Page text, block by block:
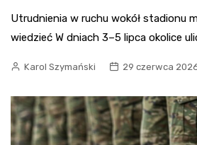
Utrudnienia w ruchu wokół stadionu
wiedzieć W dniach 3–5 lipca okolice
Karol Szymański 29 czerwca